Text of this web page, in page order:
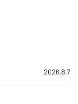
2026.8.7